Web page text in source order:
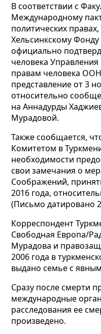
В соответствии с
Международному
политических
Хельсинкскому
официально
человека Управления
правам человека
представление от 3
относительно
на Аннадурды
Мурадовой.
Также сообщается,
Комитетом в
необходимости
свои замечания о
Соображений,
2016 года,
(Письмо датировано
Корреспондент
Свободная Европа/
Мурадова и
2006 года в
выдано семье с
Сразу после смерти
международные
расследования ее
произведено.